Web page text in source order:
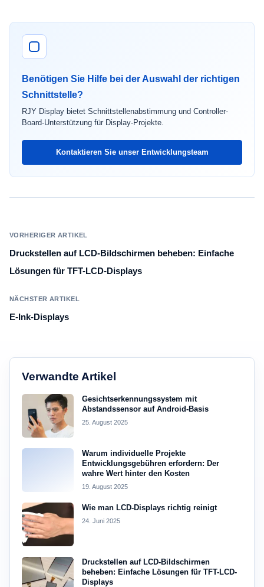
Benötigen Sie Hilfe bei der Auswahl der richtigen
Schnittstelle?
RJY Display bietet Schnittstellenabstimmung und Controller-
Board-Unterstützung für Display-Projekte.
Kontaktieren Sie unser Entwicklungsteam
VORHERIGER ARTIKEL
Druckstellen auf LCD-Bildschirmen beheben: Einfache
Lösungen für TFT-LCD-Displays
NÄCHSTER ARTIKEL
E-Ink-Displays
Verwandte Artikel
Gesichtserkennungssystem mit
Abstandssensor auf Android-Basis
25. August 2025
Warum individuelle Projekte
Entwicklungsgebühren erfordern: Der
wahre Wert hinter den Kosten
19. August 2025
Wie man LCD-Displays richtig reinigt
24. Juni 2025
Druckstellen auf LCD-Bildschirmen
beheben: Einfache Lösungen für TFT-LCD-
Displays